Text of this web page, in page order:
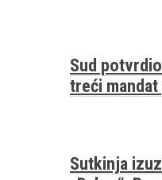
Sud
treći
Sutkinja